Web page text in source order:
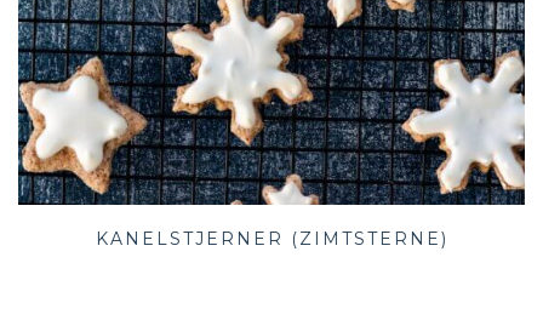
KANELSTJERNER (ZIMTSTERNE)